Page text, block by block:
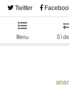
Menu
Twitter
RSS